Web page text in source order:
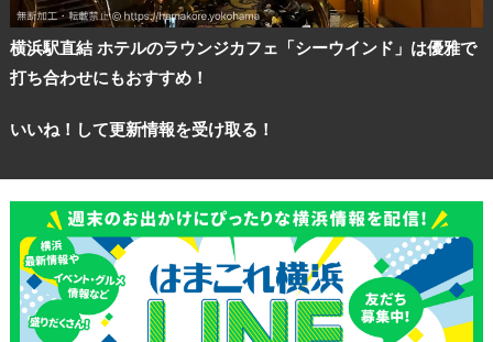
横浜駅直結 ホテルのラウンジカフェ「シーウインド」は優雅で
打ち合わせにもおすすめ！
いいね！して更新情報を受け取る！